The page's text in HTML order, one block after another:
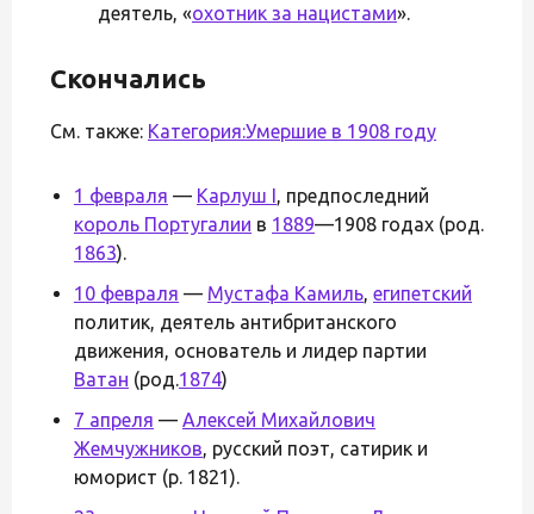
деятель, «охотник за нацистами».
Скончались
См. также: Категория:Умершие в 1908 году
1 февраля — Карлуш I, предпоследний
король Португалии в 1889—1908 годах (род.
1863).
10 февраля — Мустафа Камиль, египетский
политик, деятель антибританского
движения, основатель и лидер партии
Ватан (род.1874)
7 апреля — Алексей Михайлович
Жемчужников, русский поэт, сатирик и
юморист (р. 1821).